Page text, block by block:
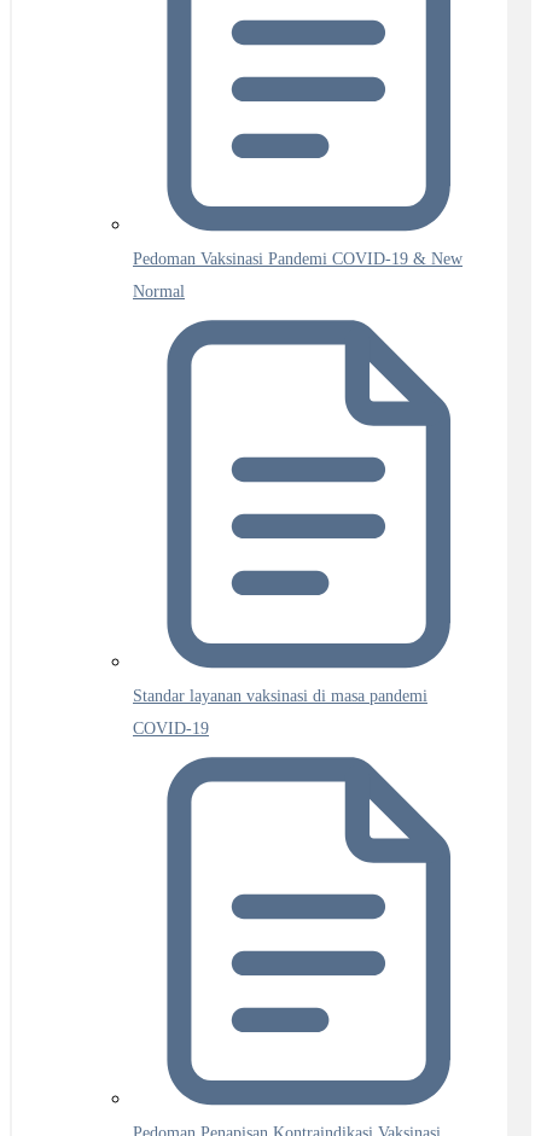
Pedoman Vaksinasi Pandemi COVID-19 & New
Normal
Standar layanan vaksinasi di masa pandemi
COVID-19